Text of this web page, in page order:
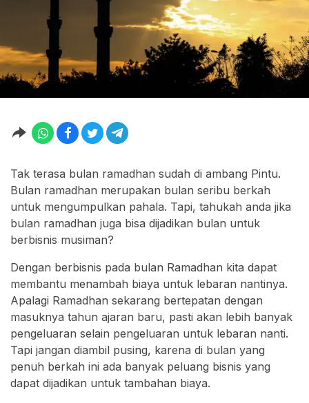
Tak terasa bulan ramadhan sudah di ambang Pintu.
Bulan ramadhan merupakan bulan seribu berkah
untuk mengumpulkan pahala. Tapi, tahukah anda jika
bulan ramadhan juga bisa dijadikan bulan untuk
berbisnis musiman?
Dengan berbisnis pada bulan Ramadhan kita dapat
membantu menambah biaya untuk lebaran nantinya.
Apalagi Ramadhan sekarang bertepatan dengan
masuknya tahun ajaran baru, pasti akan lebih banyak
pengeluaran selain pengeluaran untuk lebaran nanti.
Tapi jangan diambil pusing, karena di bulan yang
penuh berkah ini ada banyak peluang bisnis yang
dapat dijadikan untuk tambahan biaya.